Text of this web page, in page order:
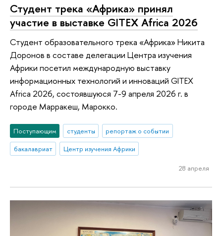
Студент трека «Африка» принял
участие в выставке GITEX Africa 2026
Студент образовательного трека «Африка» Никита
Доронов в составе делегации Центра изучения
Африки посетил международную выставку
информационных технологий и инноваций GITEX
Africa 2026, состоявшуюся 7-9 апреля 2026 г. в
городе Марракеш, Марокко.
Поступающим студенты
репортаж о событии
бакалавриат
Центр изучения Африки
28 апреля